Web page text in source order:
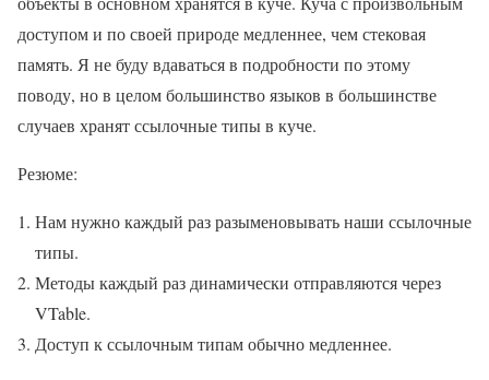
доступом и по своей природе медленнее, чем стековая
память. Я не буду вдаваться в подробности по этому
поводу, но в целом большинство языков в большинстве
случаев хранят ссылочные типы в куче.
Резюме:
Нам нужно каждый раз разыменовывать наши ссылочные
типы.
Методы каждый раз динамически отправляются через
VTable.
Доступ к ссылочным типам обычно медленнее.